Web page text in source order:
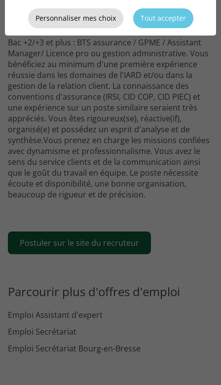
Leprofilrecherché
Bac +2/+3 et plus : BTS assurance / GPME / Assistant
Manager/ Licence pro ou gestion administrative. Vous
bénéficiez au minimum d'une première expérience
réussie dans les domaines de l'IARD et/ou dans la
gestion de la relation client. La connaissance des
conventions d'assurance (IRSI, CID COP, CID PIEC) et
une expérience sur un poste similaire seraient très
appréciés. Vous êtes rigoureux(se), réactive(if),
organisé(e) et possédez un esprit d'analyse et de
synthèse.Vous prenez en charge les missions confiées
avec dynamisme et professionnalisme. Vous avez le
sens du service clients et de la communication ainsi
que le goût du travail en équipe. Le poste nécessite
écoute et disponibilité, une bonne organisation,
beaucoup de rigueur et de précision.
Postuler sur le site du recruteur
Parcourir plus d'offres d'emploi
Emploi Assistant d'expert
Emploi Secrétariat
Emploi Secrétariat Bourg-en-Bresse
Personnaliser mes choix Tout accepter